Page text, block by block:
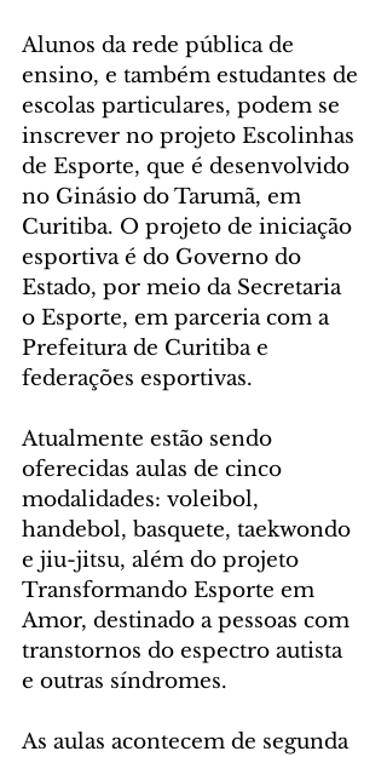
Alunos da rede pública de
ensino, e também estudantes de
escolas particulares, podem se
inscrever no projeto Escolinhas
de Esporte, que é desenvolvido
no Ginásio do Tarumã, em
Curitiba. O projeto de iniciação
esportiva é do Governo do
Estado, por meio da Secretaria
o Esporte, em parceria com a
Prefeitura de Curitiba e
federações esportivas.
Atualmente estão sendo
oferecidas aulas de cinco
modalidades: voleibol,
handebol, basquete, taekwondo
e jiu-jitsu, além do projeto
Transformando Esporte em
Amor, destinado a pessoas com
transtornos do espectro autista
e outras síndromes.
As aulas acontecem de segunda